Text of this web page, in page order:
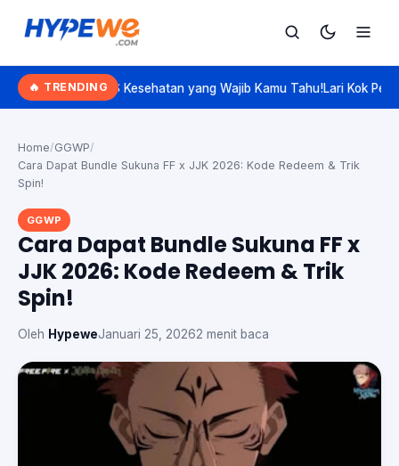
Hypewe.com - Curated Hype. Real Talk.
Cari artikel
🔥 TRENDING
Kesehatan yang Wajib Kamu Tahu!Lari Kok Pelan? Kenalan
Home/GGWP/
Cara Dapat Bundle Sukuna FF x JJK 2026: Kode Redeem & Trik
Spin!
GGWP
Cara Dapat Bundle Sukuna FF x
JJK 2026: Kode Redeem & Trik
Spin!
Oleh HypeweJanuari 25, 20262 menit baca